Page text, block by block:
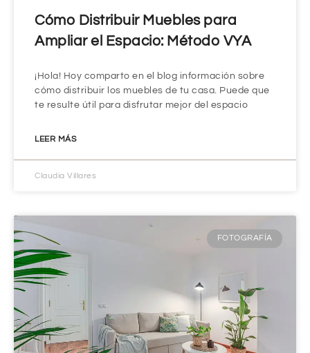
Cómo Distribuir Muebles para
Ampliar el Espacio: Método VYA
¡Hola! Hoy comparto en el blog información sobre
cómo distribuir los muebles de tu casa. Puede que
te resulte útil para disfrutar mejor del espacio
LEER MÁS
Claudia Villares
FOTOGRAFÍA